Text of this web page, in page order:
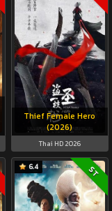
Thief Female Hero
(2026)
Thai HD 2026
6.4 ST